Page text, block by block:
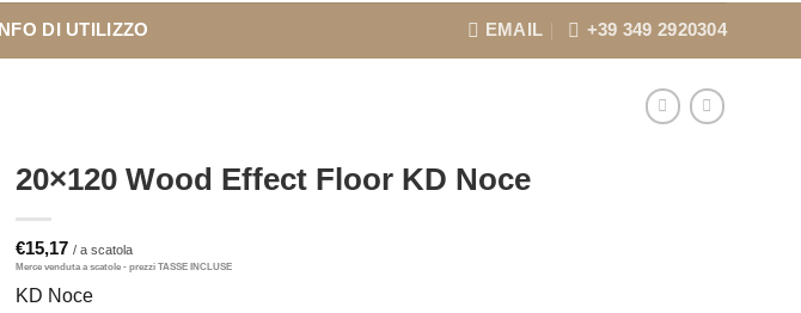
INFO DI UTILIZZO EMAIL +39 349 2920304
20×120 Wood Effect Floor KD Noce
€15,17
KD Noce